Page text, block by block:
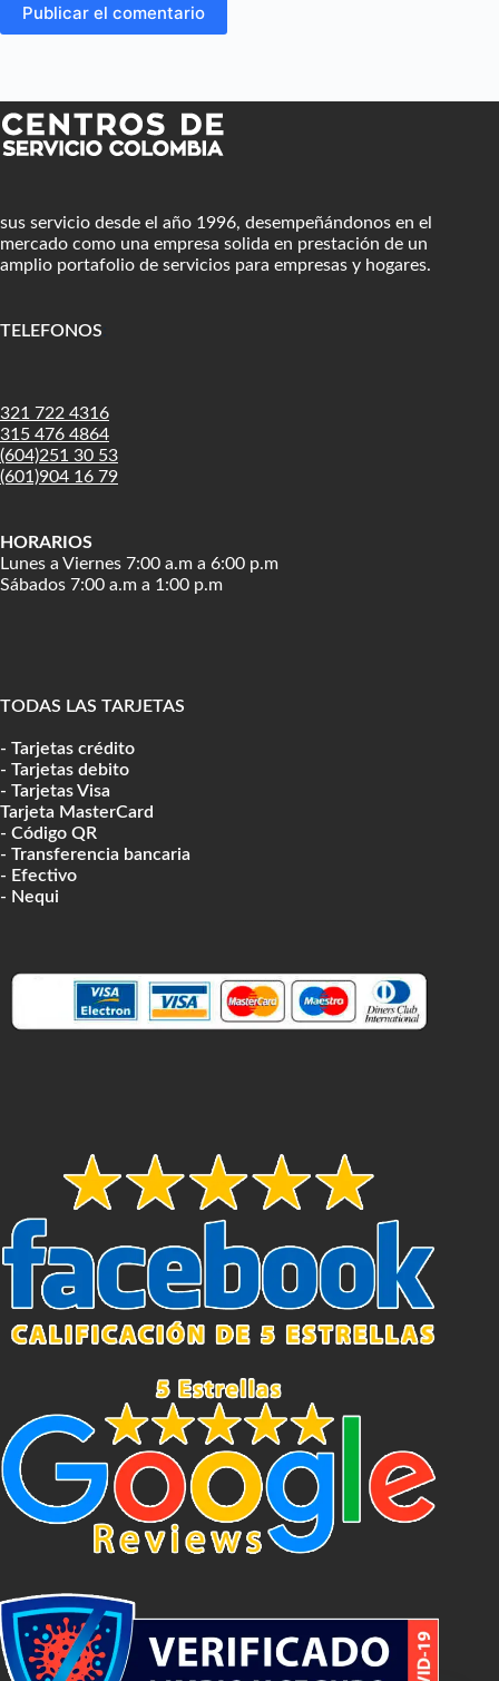
Publicar el comentario
sus servicio desde el año 1996, desempeñándonos en el
mercado como una empresa solida en prestación de un
amplio portafolio de servicios para empresas y hogares.
TELEFONOS
321 722 4316
315 476 4864
(604)251 30 53
(601)904 16 79
HORARIOS
Lunes a Viernes 7:00 a.m a 6:00 p.m
Sábados 7:00 a.m a 1:00 p.m
TODAS LAS TARJETAS
- Tarjetas crédito
- Tarjetas debito
- Tarjetas Visa
Tarjeta MasterCard
- Código QR
- Transferencia bancaria
- Efectivo
- Nequi